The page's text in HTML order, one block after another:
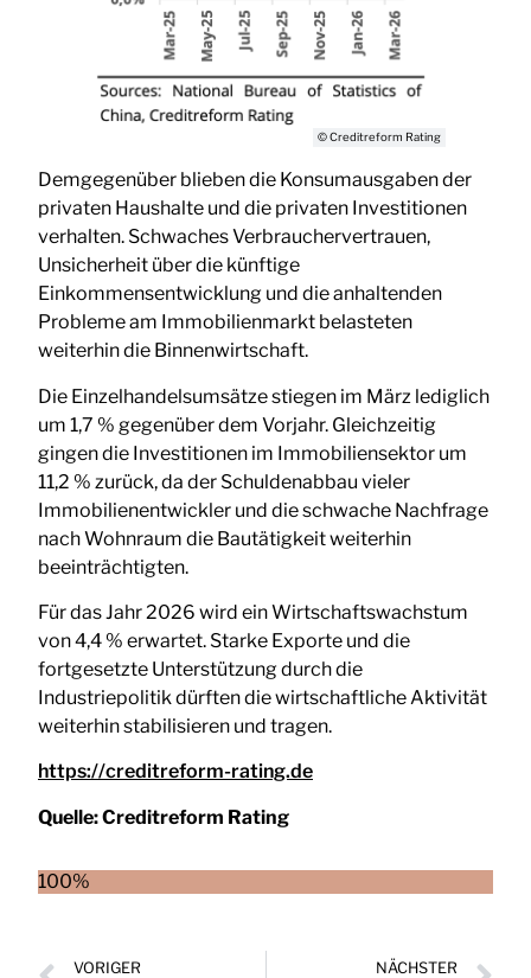
© Creditreform Rating
Demgegenüber blieben die Konsumausgaben der
privaten Haushalte und die privaten Investitionen
verhalten. Schwaches Verbrauchervertrauen,
Unsicherheit über die künftige
Einkommensentwicklung und die anhaltenden
Probleme am Immobilienmarkt belasteten
weiterhin die Binnenwirtschaft.
Die Einzelhandelsumsätze stiegen im März lediglich
um 1,7 % gegenüber dem Vorjahr. Gleichzeitig
gingen die Investitionen im Immobiliensektor um
11,2 % zurück, da der Schuldenabbau vieler
Immobilienentwickler und die schwache Nachfrage
nach Wohnraum die Bautätigkeit weiterhin
beeinträchtigten.
Für das Jahr 2026 wird ein Wirtschaftswachstum
von 4,4 % erwartet. Starke Exporte und die
fortgesetzte Unterstützung durch die
Industriepolitik dürften die wirtschaftliche Aktivität
weiterhin stabilisieren und tragen.
https://creditreform-rating.de
Quelle:Creditreform Rating
100%
VORIGER NÄCHSTER